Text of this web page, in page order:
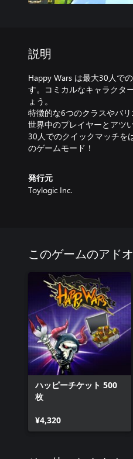
説明
Happy Wars は最大30人で
す。コミカルなキャラクタ
ょう。
特徴的な6つのクラスやバ
世界中のプレイヤーとアツ
30人でのクイックマッチを
のゲームモード！
発行元
Toylogic Inc.
このゲームのアド
ハッピーチケット 500
枚
¥4,320